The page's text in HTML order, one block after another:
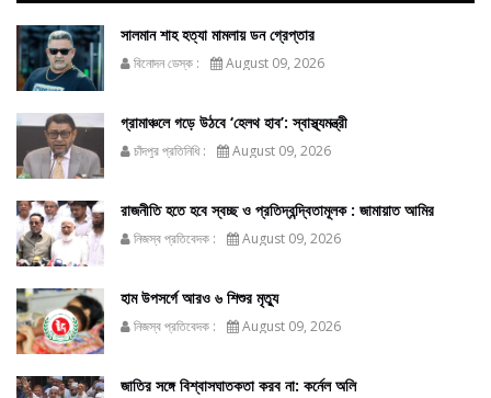
সালমান শাহ হত্যা মামলায় ডন গ্রেপ্তার
বিনোদন ডেস্ক : August 09, 2026
গ্রামাঞ্চলে গড়ে উঠবে ‘হেলথ হাব’: স্বাস্থ্যমন্ত্রী
চাঁদপুর প্রতিনিধি : August 09, 2026
রাজনীতি হতে হবে স্বচ্ছ ও প্রতিদ্বন্দ্বিতামূলক : জামায়াত আমির
নিজস্ব প্রতিবেদক : August 09, 2026
হাম উপসর্গে আরও ৬ শিশুর মৃত্যু
নিজস্ব প্রতিবেদক : August 09, 2026
জাতির সঙ্গে বিশ্বাসঘাতকতা করব না: কর্নেল অলি